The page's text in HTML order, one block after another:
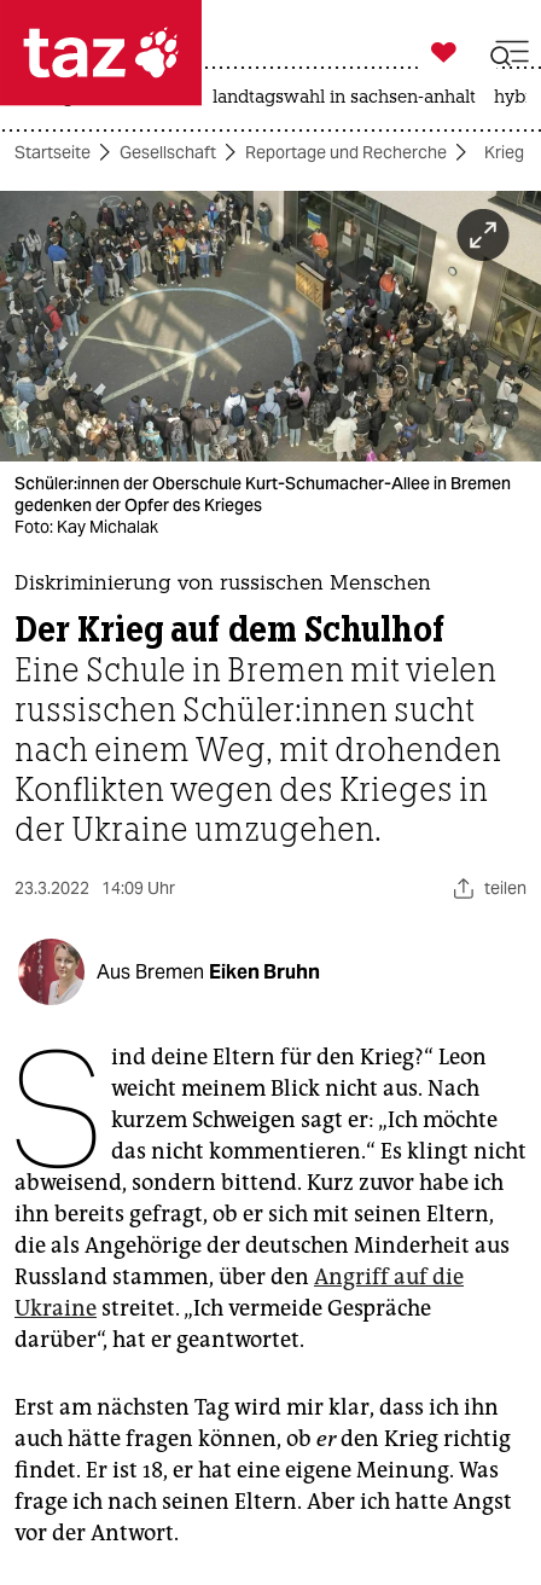
 taz zahl ich
taz zahl ich
themen
politik
öko
gesellschaft
kultur
sport
nord
wahrheit
verlag
verlag
veranstaltungen
shop
fragen & hilfe
unterstützen
abo
epaper login

taz zahl ich
landtagswahl in sachsen-anhalt
Startseite Gesellschaft Reportage und Recherche Krieg
Schü­le­r:in­nen der Oberschule Kurt-Schumacher-Allee in Bremen
gedenken der Opfer des Krieges
Foto: Kay Michalak
Diskriminierung von russischen Menschen
Der Krieg auf dem Schulhof
Eine Schule in Bremen mit vielen
russischen Schü­le­r:in­nen sucht
nach einem Weg, mit drohenden
Konflikten wegen des Krieges in
der Ukraine umzugehen.
23.3.2022 14:09 Uhr teilen
Aus Bremen Eiken Bruhn
S ind deine Eltern für den Krieg?“ Leon
weicht meinem Blick nicht aus. Nach
kurzem Schweigen sagt er: „Ich möchte
das nicht kommentieren.“ Es klingt nicht
abweisend, sondern bittend. Kurz zuvor habe ich
ihn bereits gefragt, ob er sich mit seinen Eltern,
die als Angehörige der deutschen Minderheit aus
Russland stammen, über den Angriff auf die
Ukraine streitet. „Ich vermeide Gespräche
darüber“, hat er geantwortet.
Erst am nächsten Tag wird mir klar, dass ich ihn
auch hätte fragen können, ob erden Krieg richtig
findet. Er ist 18, er hat eine eigene Meinung. Was
frage ich nach seinen Eltern. Aber ich hatte Angst
vor der Antwort.